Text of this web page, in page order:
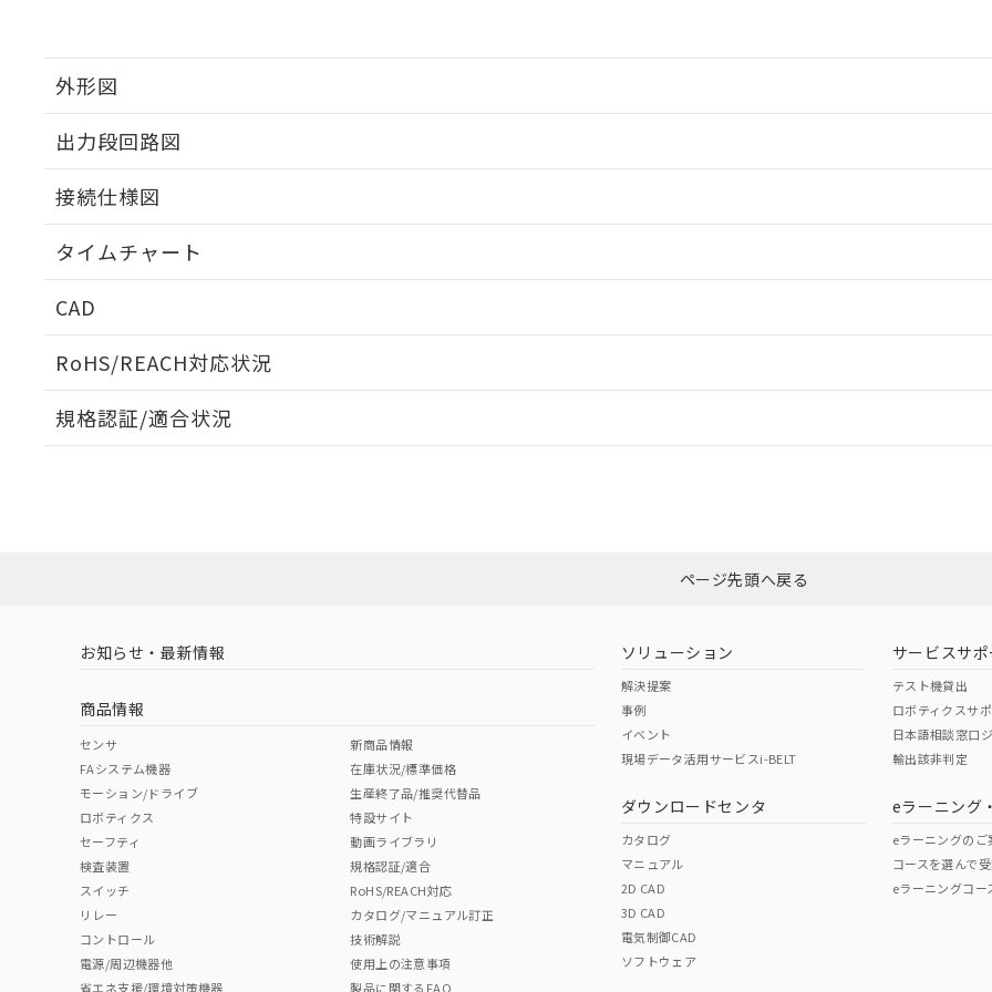
外形図
出力段回路図
接続仕様図
タイムチャート
CAD
RoHS/REACH対応状況
EU RoHS 注意事項・凡例
ダウンロードはこちら
中国 RoHS 注意事項・凡例
中国 RoHS表
Pb Hg Cr(VI)
"対応済み"や非含有の記載がされた商品であっても、流通在庫等で未対応品が混在する可能性があります。
非含有品が必要な際は、弊社営業部門もしくは販売店へお問い合わせください。
規格認証/適合状況
（イギリス
（ノルウェー
（日本
（アメリカ
この製品の規格認証/適合
その他の認証はこちらのページからご
ページ先頭へ戻る
お知らせ・最新情報
商品情報
センサ
FAシステム機器
モーション/ドライブ
ロボティクス
セーフティ
検査装置
スイッチ
リレー
コントロール
電源/周辺機器他
省エネ支援/環境対策機器
新商品情報
在庫状況/標準価格
生産終了品/推奨代替品
特設サイト
動画ライブラリ
規格認証/適合
RoHS/REACH対応
カタログ/マニュアル訂正
技術解説
使用上の注意事項
製品に関するFAQ
ソリューション
解決提案
事例
イベント
現場データ活用サービスi-BELT
ダウンロードセンタ
カタログ
マニュアル
2D CAD
3D CAD
電気制御CAD
ソフトウェア
サービスサポ
テスト機貸出
ロボティクスサ
日本語相談窓口
輸出該非判定
eラーニング
eラーニングのご
コースを選んで
eラーニングコー